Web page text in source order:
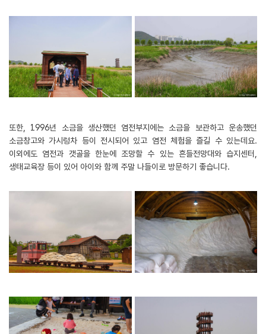
또한, 1996년 소금을 생산했던 염전부지에는 소금을 보관하고 운송했던
소금창고와 가시렁차 등이 전시되어 있고 염전 체험을 즐길 수 있는데요.
이외에도 염전과 갯골을 한눈에 조망할 수 있는 흔들전망대와 습지센터,
생태교육장 등이 있어 아이와 함께 주말 나들이로 방문하기 좋습니다.